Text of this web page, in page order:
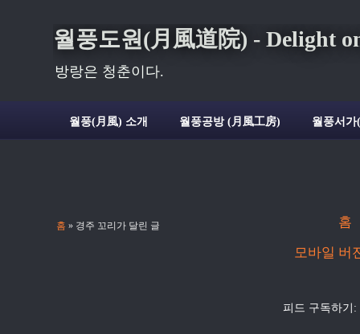
월풍도원(月風道院) - Delight
방랑은 청춘이다.
월풍(月風) 소개 월풍공방 (月風工房) 월풍서
홈 » 경주 꼬리가 달린 글
홈
모바일 버
피드 구독하기: